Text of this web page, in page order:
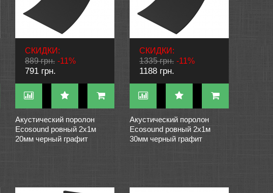
СКИДКИ:
889 грн. -11%
791 грн.
Акустический поролон
Ecosound ровный 2х1м
20мм черный графит
СКИДКИ:
1335 грн. -11%
1188 грн.
Акустический поролон
Ecosound ровный 2х1м
30мм черный графит